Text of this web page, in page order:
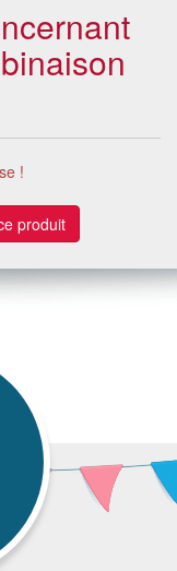
!
produit